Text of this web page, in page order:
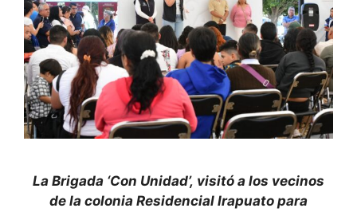
La Brigada ‘Con Unidad’, visitó a los vecinos
de la colonia Residencial Irapuato para